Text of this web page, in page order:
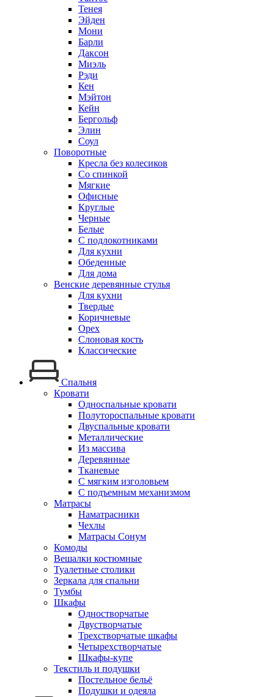
Тенея
Эйден
Мони
Барли
Даксон
Миэль
Рэди
Кен
Мэйтон
Кейн
Бергольф
Элин
Соул
Поворотные
Кресла без колесиков
Со спинкой
Мягкие
Офисные
Круглые
Черные
Белые
С подлокотниками
Для кухни
Обеденные
Для дома
Венские деревянные стулья
Для кухни
Твердые
Коричневые
Орех
Слоновая кость
Классические
Спальня
Кровати
Односпальные кровати
Полутороспальные кровати
Двуспальные кровати
Металлические
Из массива
Деревянные
Тканевые
С мягким изголовьем
С подъемным механизмом
Матрасы
Наматрасники
Чехлы
Матрасы Сонум
Комоды
Вешалки костюмные
Туалетные столики
Зеркала для спальни
Тумбы
Шкафы
Одностворчатые
Двустворчатые
Трехстворчатые шкафы
Четырехстворчатые
Шкафы-купе
Текстиль и подушки
Постельное бельё
Подушки и одеяла